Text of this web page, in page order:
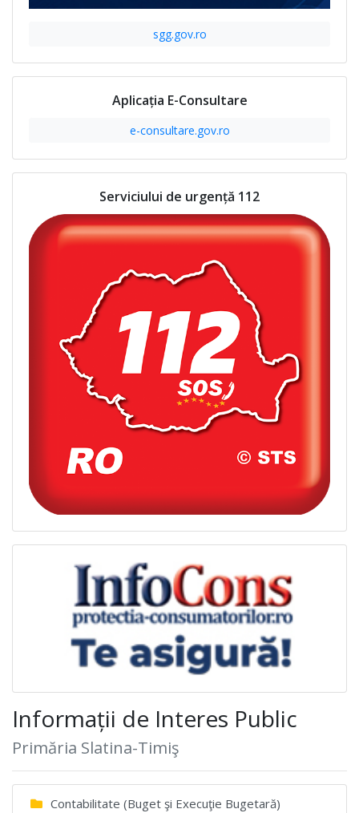
sgg.gov.ro
Aplicația E-Consultare
e-consultare.gov.ro
Serviciului de urgență 112
Informații de Interes Public
Primăria Slatina-Timiş
Contabilitate (Buget şi Execuţie Bugetară)